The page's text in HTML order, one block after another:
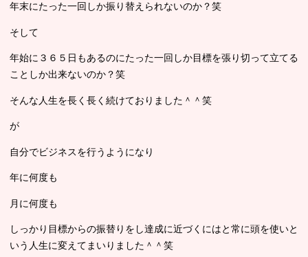
年末にたった一回しか振り替えられないのか？笑
そして
年始に３６５日もあるのにたった一回しか目標を張り切って立てる
ことしか出来ないのか？笑
そんな人生を長く長く続けておりました＾＾笑
が
自分でビジネスを行うようになり
年に何度も
月に何度も
しっかり目標からの振替りをし達成に近づくにはと常に頭を使いと
いう人生に変えてまいりました＾＾笑